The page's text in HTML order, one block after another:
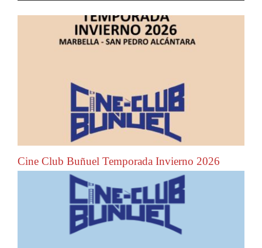
Cine Club Buñuel Temporada Invierno 2026